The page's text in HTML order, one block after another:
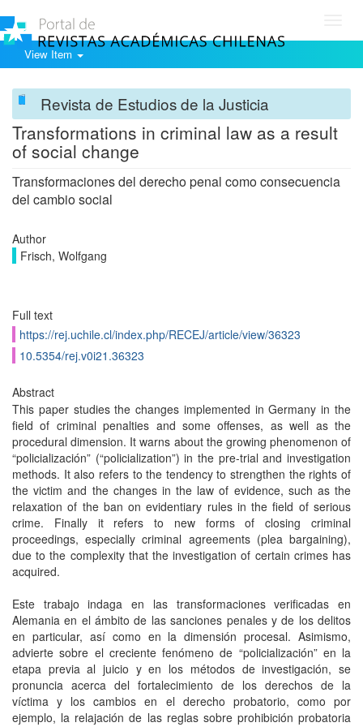
View Item
Revista de Estudios de la Justicia
Transformations in criminal law as a result
of social change
Transformaciones del derecho penal como consecuencia
del cambio social
Author
Frisch, Wolfgang
Full text
https://rej.uchile.cl/index.php/RECEJ/article/view/36323
10.5354/rej.v0i21.36323
Abstract
This paper studies the changes implemented in Germany in the
field of criminal penalties and some offenses, as well as the
procedural dimension. It warns about the growing phenomenon of
“policialización” (“policialization”) in the pre-trial and investigation
methods. It also refers to the tendency to strengthen the rights of
the victim and the changes in the law of evidence, such as the
relaxation of the ban on evidentiary rules in the field of serious
crime. Finally it refers to new forms of closing criminal
proceedings, especially criminal agreements (plea bargaining),
due to the complexity that the investigation of certain crimes has
acquired.
Este trabajo indaga en las transformaciones verificadas en
Alemania en el ámbito de las sanciones penales y de los delitos
en particular, así como en la dimensión procesal. Asimismo,
advierte sobre el creciente fenómeno de “policialización” en la
etapa previa al juicio y en los métodos de investigación, se
pronuncia acerca del fortalecimiento de los derechos de la
víctima y los cambios en el derecho probatorio, como por
ejemplo, la relajación de las reglas sobre prohibición probatoria